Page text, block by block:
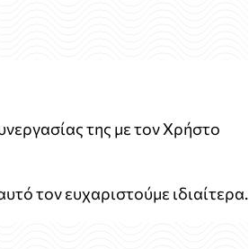
της με τον Χρήστο
τον ευχαριστούμε ιδιαίτερα.